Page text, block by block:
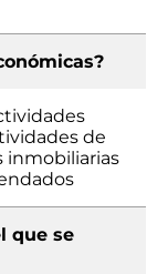
de
inmobiliarias
que se